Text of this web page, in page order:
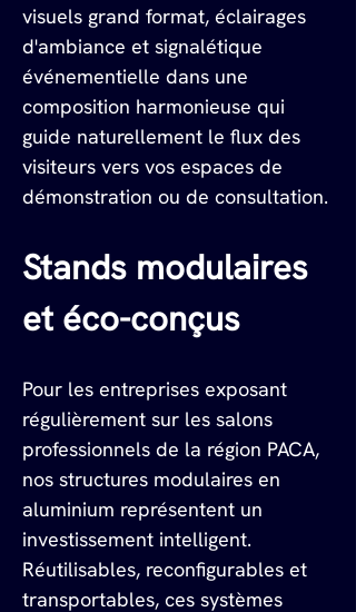
visuels grand format, éclairages
d'ambiance et signalétique
événementielle dans une
composition harmonieuse qui
guide naturellement le flux des
visiteurs vers vos espaces de
démonstration ou de consultation.
Stands modulaires
et éco-conçus
Pour les entreprises exposant
régulièrement sur les salons
professionnels de la région PACA,
nos structures modulaires en
aluminium représentent un
investissement intelligent.
Réutilisables, reconfigurables et
transportables, ces systèmes